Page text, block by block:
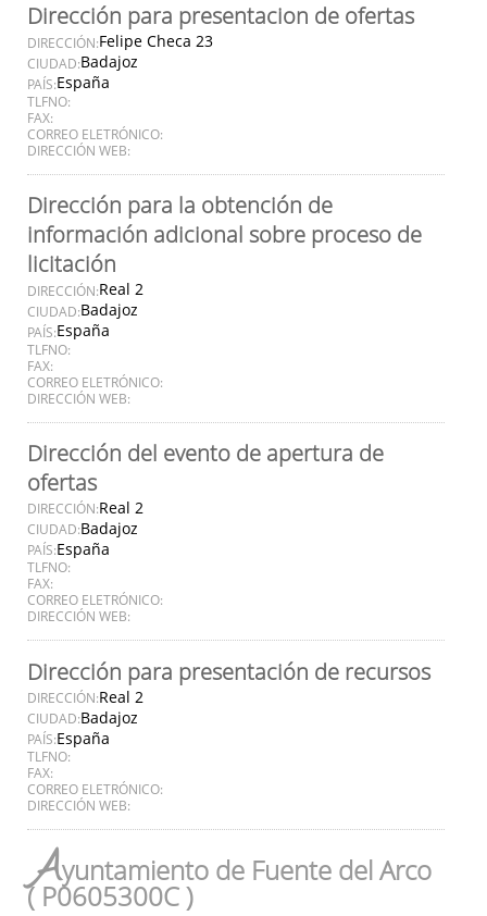
Dirección para presentacion de ofertas
DIRECCIÓN:Felipe Checa 23
CIUDAD:Badajoz
PAÍS:España
TLFNO:
FAX:
CORREO ELETRÓNICO:
DIRECCIÓN WEB:
Dirección para la obtención de
información adicional sobre proceso de
licitación
DIRECCIÓN:Real 2
CIUDAD:Badajoz
PAÍS:España
TLFNO:
FAX:
CORREO ELETRÓNICO:
DIRECCIÓN WEB:
Dirección del evento de apertura de
ofertas
DIRECCIÓN:Real 2
CIUDAD:Badajoz
PAÍS:España
TLFNO:
FAX:
CORREO ELETRÓNICO:
DIRECCIÓN WEB:
Dirección para presentación de recursos
DIRECCIÓN:Real 2
CIUDAD:Badajoz
PAÍS:España
TLFNO:
FAX:
CORREO ELETRÓNICO:
DIRECCIÓN WEB:
Ayuntamiento de Fuente del Arco
( P0605300C )